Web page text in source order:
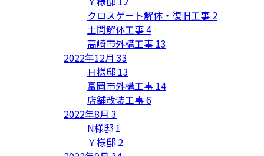
クロスゲート解体・復旧工事 2
土間解体工事4
高崎市外構工事 13
2022年12月 33
Ｈ様邸 13
富岡市外構工事 14
店舗改装工事6
2022年8月 3
N様邸 1
Ｙ様邸 2